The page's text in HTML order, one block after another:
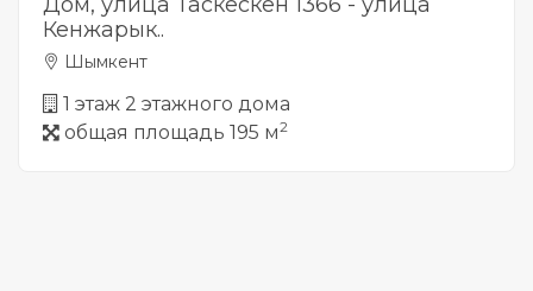
Кенжарык..
Шымкент
1 этаж 2 этажного дома
общая площадь 195 м2